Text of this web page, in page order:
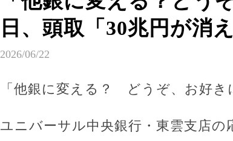
日、頭取「30兆円が消
2026/06/22
「他銀に変える？ どうぞ、お好き
ユニバーサル中央銀行・東雲支店